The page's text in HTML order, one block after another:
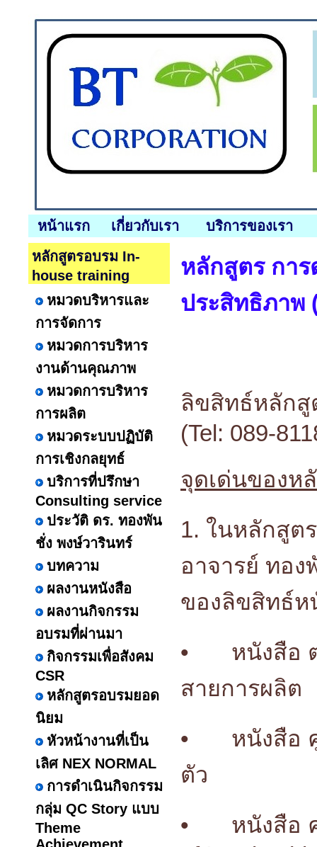
หน้าแรก เกี่ยวกับเรา
บริการของเรา
หลักสูตรอบรม In-
house training
หมวดบริหารและ
การจัดการ
หมวดการบริหาร
งานด้านคุณภาพ
หมวดการบริหาร
การผลิต
หมวดระบบปฏิบัติ
การเชิงกลยุทธ์
บริการที่ปรึกษา
Consulting service
ประวัติ ดร. ทองพัน
ชั่ง พงษ์วารินทร์
บทความ
ผลงานหนังสือ
ผลงานกิจกรรม
อบรมที่ผ่านมา
กิจกรรมเพื่อสังคม
CSR
หลักสูตรอบรมยอด
นิยม
หัวหน้างานที่เป็น
เลิศ NEX NORMAL
การดำเนินกิจกรรม
กลุ่ม QC Story แบบ
Theme
หลักสูตร การ
ประสิทธิภาพ
ลิขสิทธ์หลักสู
(Tel: 089-
จุดเด่นของห
1. ในหลักสูต
อาจารย์ ทอง
ของลิขสิทธ์
•
หนังสือ
สายการผลิต
•
หนังสือ
ตัว
•
หนังสือ